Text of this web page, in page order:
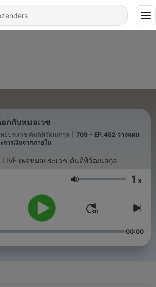
กกับหมอเวช
ย์ประเวช ตันติพิวัฒนสกุล
709 - EP.452 วางแผน
การเงินจากภายใน
LIVE เพจหมอประเวช ตันติพิวัฒนสกุล
Volume 1 x
00:00